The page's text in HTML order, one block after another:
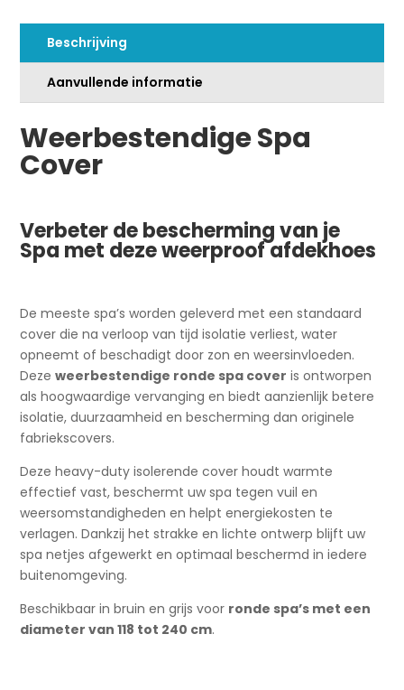
i
Beschrijving
Aanvullende informatie
Weerbestendige Spa
Cover
Verbeter de bescherming van je
Spa met deze weerproof afdekhoes
De meeste spa’s worden geleverd met een standaard
cover die na verloop van tijd isolatie verliest, water
opneemt of beschadigt door zon en weersinvloeden.
Dezeweerbestendige ronde spa cover is ontworpen
als hoogwaardige vervanging en biedt aanzienlijk betere
isolatie, duurzaamheid en bescherming dan originele
fabriekscovers.
Deze heavy-duty isolerende cover houdt warmte
effectief vast, beschermt uw spa tegen vuil en
weersomstandigheden en helpt energiekosten te
verlagen. Dankzij het strakke en lichte ontwerp blijft uw
spa netjes afgewerkt en optimaal beschermd in iedere
buitenomgeving.
Beschikbaar in bruin en grijs voor ronde spa’s met een
diameter van 118 tot 240 cm.